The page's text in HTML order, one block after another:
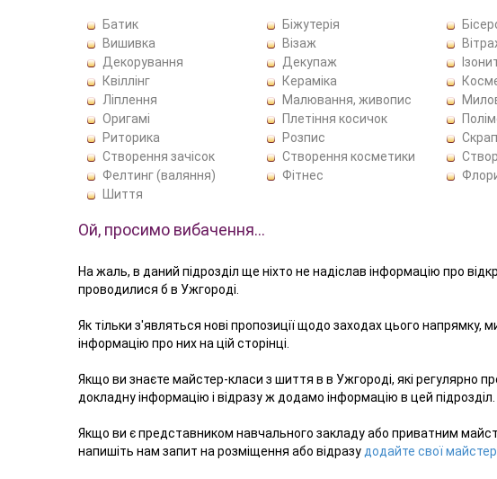
Батик Біжутерія
Вишивка
Візаж
Декорування
Декупаж
Квіллінг
Кераміка
Ліплення
Малювання, живопис
Оригамі
Плетіння косичок
Риторика
Розпис
Створення зачісок
Створення косметики
Фелтинг (валяння)
Фітнес
Шиття
Ой, просимо вибачення…
На жаль, в даний підрозділ ще ніхто не надіслав інформацію про
проводилися б в Ужгороді.
Як тільки з'являться нові пропозиції щодо заходах цього напрямку,
інформацію про них на цій сторінці.
Якщо ви знаєте майстер-класи з шиття в в Ужгороді, які регулярно
докладну інформацію і відразу ж додамо інформацію в цей підрозділ.
Якщо ви є представником навчального закладу або приватним
напишіть нам запит на розміщення або відразу додайте свої